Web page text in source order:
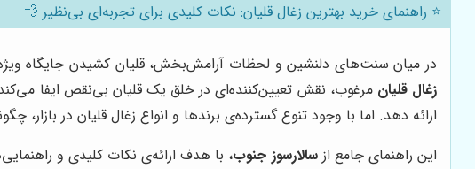
⭐️ راهنمای خرید بهترین زغال قلیان: نکات کلیدی برای تجربه‌ای بی‌نظیر 💨
در میان سنت‌های دلنشین و لحظات آرامش‌بخش، قلیان کشیدن جایگاه
زغال قلیان مرغوب، نقش تعیین‌کننده‌ای در خلق یک قلیان بی‌نقص ایفا می‌کند.
ارائه دهد. اما با وجود تنوع گسترده‌ی برندها و انواع زغال قلیان در بازار،
این راهنمای جامع ازسالارسوز جنوب، با هدف ارائه‌ی نکات کلیدی و